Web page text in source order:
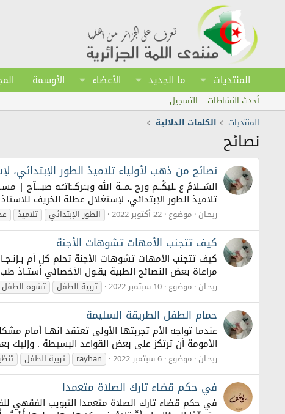
المنتديات ما الجديد الأعضاء الأوسمة
أحدث النشاطات
التسجيل
المنتديات
الكلمات الدلالية
نصائح
نصائح من ذهب لأولياء تلاميذ الطور الاِبتدائي،
السَــلامُ ع ـليكُــم ورح ـمــة الله وبـَـركــَاتـُـه
تلاميذ الطور الاِبتدائي، لاِستغلال عطلة الخريف
ريحـان موضوع 22 أكتوبر 2022 الطور الاِبتدائي تلاميذ
كيف تتجنب الأمهات تشوهات الأجنة
كيف تتجنب الأمهات تشوهات الأجنة تحلم كل أم
مراعاة بعض النصائح الطبية يقـول الأخصائي أستـاذ
ريحـان موضوع 10 سبتمبر 2022 تربية الطفل تشوه الطفل
حمام الطفل الطريقة السليمة
عندما تواجه الأم تجربتها الأولى تعتقد انهـا
الأمومة أن ترتكز على بعض القواعد البسيطة . وإليك
ريحـان موضوع 6 سبتمبر 2022 rayhan تربية الطفل
في حكم قضاء تارك الصلاة متعمدا